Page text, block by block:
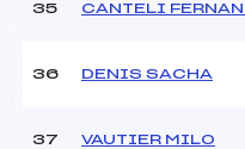
35 CANTELI
36 DENIS SACHA
37 VAUTIER MILO